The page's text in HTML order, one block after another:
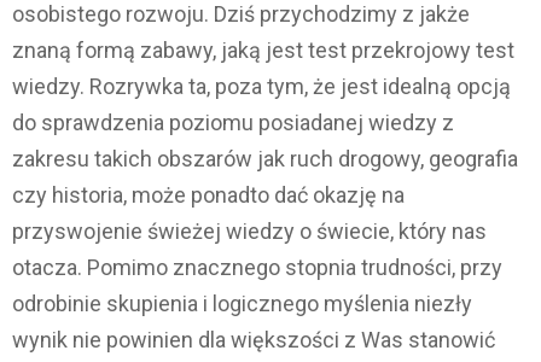
osobistego rozwoju. Dziś przychodzimy z jakże
znaną formą zabawy, jaką jest test przekrojowy test
wiedzy. Rozrywka ta, poza tym, że jest idealną opcją
do sprawdzenia poziomu posiadanej wiedzy z
zakresu takich obszarów jak ruch drogowy, geografia
czy historia, może ponadto dać okazję na
przyswojenie świeżej wiedzy o świecie, który nas
otacza. Pomimo znacznego stopnia trudności, przy
odrobinie skupienia i logicznego myślenia niezły
wynik nie powinien dla większości z Was stanowić